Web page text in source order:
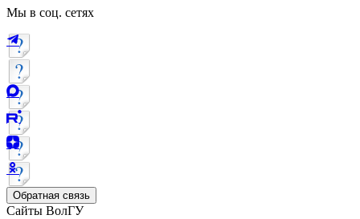
Мы в соц. сетях
Обратная связь
Сайты ВолГУ